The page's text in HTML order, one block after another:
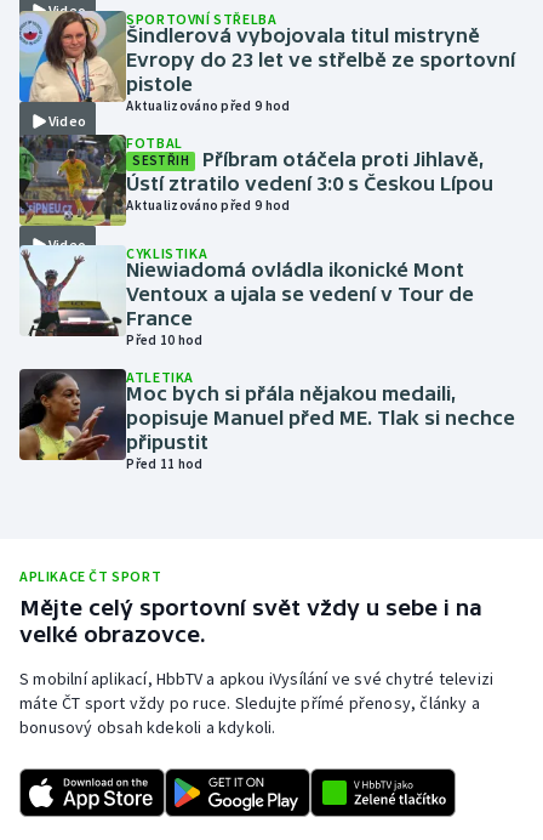
Krasobruslení
Lezení
Lyže a snowboard
Moderní pětiboj
Motorsport
Olympijské hry
Parasport
Plavání
Ragby
Rychlobruslení
Rychlostní kanoistika
Short track
Sportovní střelba
Video
Video
SPORTOVNÍ STŘELBA
Šindlerová vybojovala titul mistryně
Evropy do 23 let ve střelbě ze sportovní
pistole
Aktualizováno před 9 hod
Video
FOTBAL
SESTŘIH
Příbram otáčela proti Jihlavě,
Ústí ztratilo vedení 3:0 s Českou Lípou
Aktualizováno před 9 hod
CYKLISTIKA
Niewiadomá ovládla ikonické Mont
Ventoux a ujala se vedení v Tour de
France
Před 10 hod
ATLETIKA
Moc bych si přála nějakou medaili,
popisuje Manuel před ME. Tlak si nechce
připustit
Před 11 hod
APLIKACE ČT SPORT
Mějte celý sportovní svět vždy u sebe i na
velké obrazovce.
S mobilní aplikací, HbbTV a apkou iVysílání ve své chytré televizi
máte ČT sport vždy po ruce. Sledujte přímé přenosy, články a
bonusový obsah kdekoli a kdykoli.